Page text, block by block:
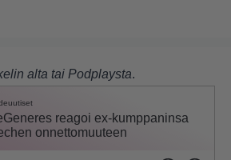
alta tai Podplaysta.